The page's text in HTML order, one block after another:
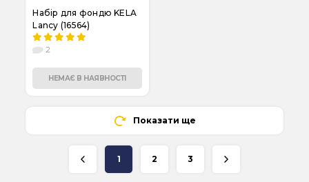
Набір для фондю KELA
Lancy (16564)
2
НЕМАЄ В НАЯВНОСТІ
Показати ще
1 2 3